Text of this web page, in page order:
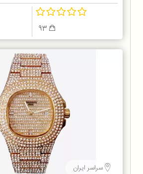
سراسر ایران